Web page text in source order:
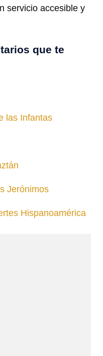
servicio accesible y
que te
las Infantas
Jerónimos
Hispanoamérica